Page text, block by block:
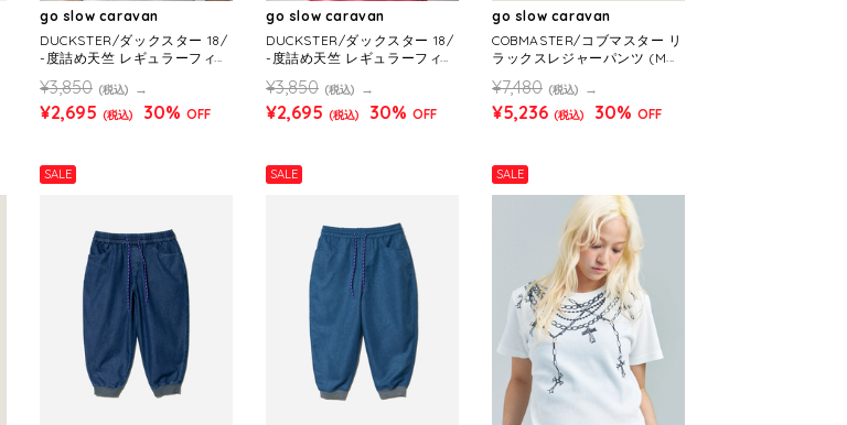
go slow caravan
DUCKSTER/ダックスター 18/
-度詰め天竺 レギュラーフィッ
¥3,850 (税込)
¥2,695 (税込) 30% OFF
go slow caravan
DUCKSTER/ダックスター 18/
-度詰め天竺 レギュラーフィッ
¥3,850 (税込)
¥2,695 (税込) 30% OFF
go slow caravan
COBMASTER/コブマスター リ
ラックスレジャーパンツ (ME
¥7,480 (税込)
¥5,236 (税込) 30% OFF
SALE SALE SALE